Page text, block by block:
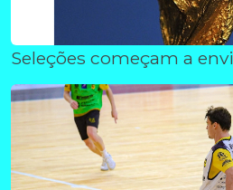
Seleções começam a